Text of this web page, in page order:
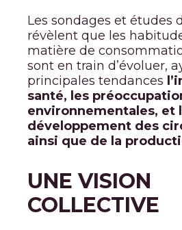
Les sondages et études
révèlent que les
matière de
sont en train d’évoluer,
principales tendances
santé, les
environnementales, et
développement des
ainsi que de la
UNE VISION
COLLECTIVE